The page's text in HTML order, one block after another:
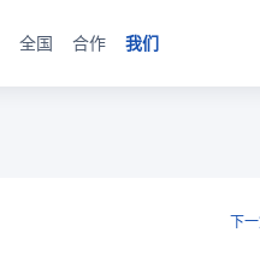
全国 合作 我们
下